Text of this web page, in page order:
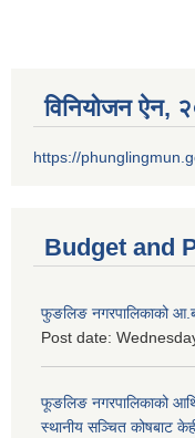
विनियोजन ऐन‚
https://
Budget and
फुङलिङ नगरपालिकाको
Post date:
फूङलिङ नगरपालिकाको
स्थानीय सञ्चित कोषबाट